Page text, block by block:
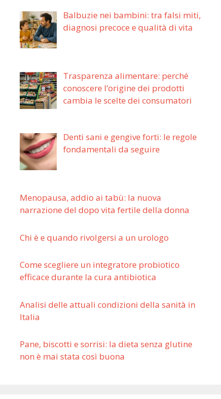
Balbuzie nei bambini: tra falsi miti,
diagnosi precoce e qualità di vita
Trasparenza alimentare: perché
conoscere l’origine dei prodotti
cambia le scelte dei consumatori
Denti sani e gengive forti: le regole
fondamentali da seguire
Menopausa, addio ai tabù: la nuova
narrazione del dopo vita fertile della donna
Chi è e quando rivolgersi a un urologo
Come scegliere un integratore probiotico
efficace durante la cura antibiotica
Analisi delle attuali condizioni della sanità in
Italia
Pane, biscotti e sorrisi: la dieta senza glutine
non è mai stata così buona